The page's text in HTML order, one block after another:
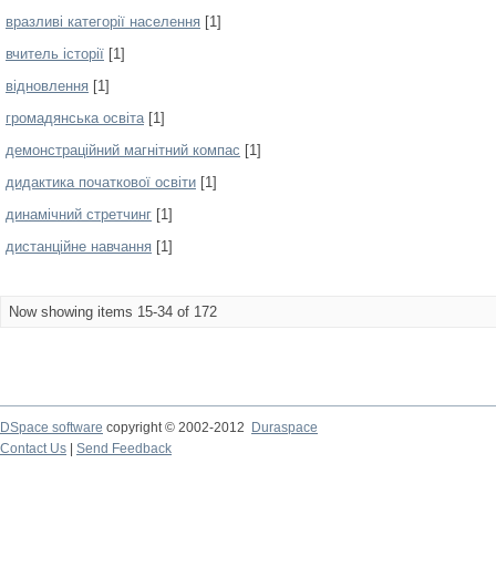
вразливі категорії населення [1]
вчитель історії [1]
відновлення [1]
громадянська освіта[1]
демонстраційний магнітний компас [1]
дидактика початкової освіти [1]
динамічний стретчинг [1]
дистанційне навчання [1]
Now showing items 15-34 of 172
DSpace software copyright © 2002-2012
Duraspace
Contact Us
Send Feedback